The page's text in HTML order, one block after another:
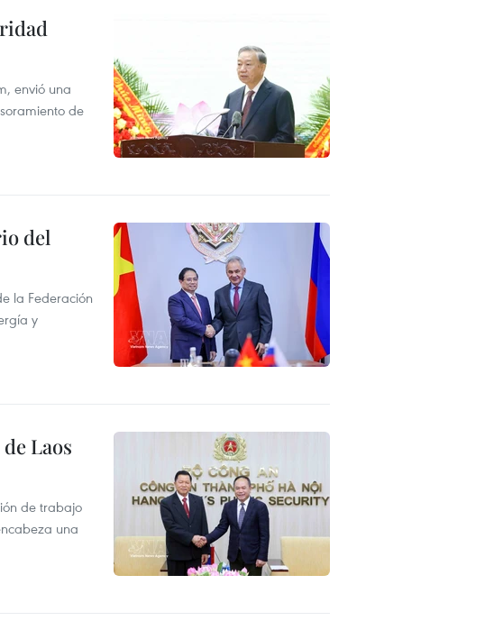
envió una
de
del
la Federación
y
Laos
de trabajo
una